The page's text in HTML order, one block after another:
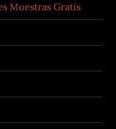
Muestras Gratis